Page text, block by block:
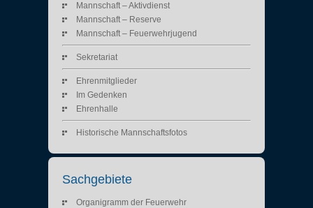
Mannschaft – Aktivdienst
Mannschaft – Reserve
Mannschaft – Feuerwehrjugend
Sekretariat
Ehrenmitglieder
Im Gedenken
Ehrenhalle
Historische Mannschaftsfotos
Sachgebiete
Organigramm der Feuerwehr